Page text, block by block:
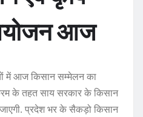
आज
में आज किसान सम्मेलन का
के तहत साय सरकार के किसान
प्रदेश भर के सैकड़ो किसान